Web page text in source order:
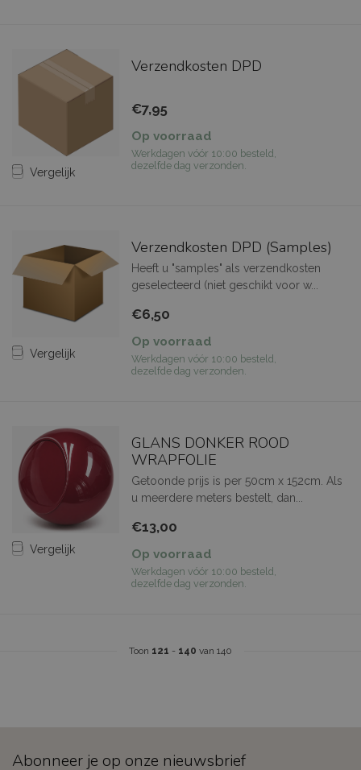
Vergelijk
Verzendkosten DPD
€7,95
Op voorraad
Werkdagen vóór 10:00 besteld,
dezelfde dag verzonden.
Vergelijk
Verzendkosten DPD (Samples)
Heeft u "samples" als verzendkosten
geselecteerd (niet geschikt voor w...
€6,50
Op voorraad
Werkdagen vóór 10:00 besteld,
dezelfde dag verzonden.
Vergelijk
GLANS DONKER ROOD
WRAPFOLIE
Getoonde prijs is per 50cm x 152cm. Als
u meerdere meters bestelt, dan...
€13,00
Op voorraad
Werkdagen vóór 10:00 besteld,
dezelfde dag verzonden.
Toon 121 - 140 van 140
Abonneer je op onze nieuwsbrief